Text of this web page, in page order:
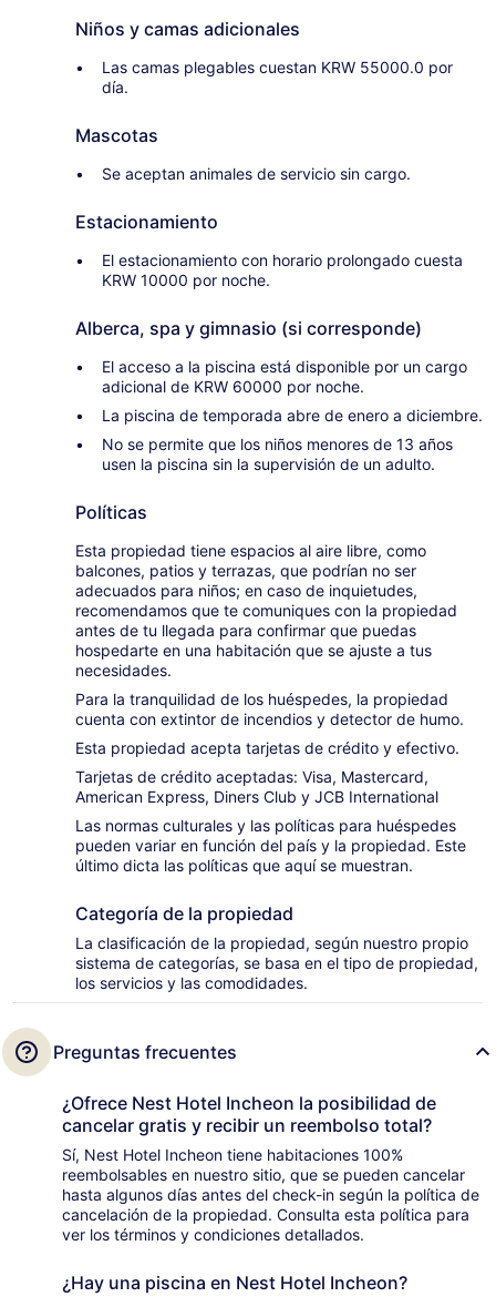
Niños y camas adicionales
Las camas plegables cuestan KRW 55000.0 por
día.
Mascotas
Se aceptan animales de servicio sin cargo.
Estacionamiento
El estacionamiento con horario prolongado cuesta
KRW 10000 por noche.
Alberca, spa y gimnasio (si corresponde)
El acceso a la piscina está disponible por un cargo
adicional de KRW 60000 por noche.
La piscina de temporada abre de enero a diciembre.
No se permite que los niños menores de 13 años
usen la piscina sin la supervisión de un adulto.
Políticas
Esta propiedad tiene espacios al aire libre, como
balcones, patios y terrazas, que podrían no ser
adecuados para niños; en caso de inquietudes,
recomendamos que te comuniques con la propiedad
antes de tu llegada para confirmar que puedas
hospedarte en una habitación que se ajuste a tus
necesidades.
Para la tranquilidad de los huéspedes, la propiedad
cuenta con extintor de incendios y detector de humo.
Esta propiedad acepta tarjetas de crédito y efectivo.
Tarjetas de crédito aceptadas: Visa, Mastercard,
American Express, Diners Club y JCB International
Las normas culturales y las políticas para huéspedes
pueden variar en función del país y la propiedad. Este
último dicta las políticas que aquí se muestran.
Categoría de la propiedad
La clasificación de la propiedad, según nuestro propio
sistema de categorías, se basa en el tipo de propiedad,
los servicios y las comodidades.
Preguntas frecuentes
¿Ofrece Nest Hotel Incheon la posibilidad de
cancelar gratis y recibir un reembolso total?
Sí, Nest Hotel Incheon tiene habitaciones 100%
reembolsables en nuestro sitio, que se pueden cancelar
hasta algunos días antes del check-in según la política de
cancelación de la propiedad. Consulta esta política para
ver los términos y condiciones detallados.
¿Hay una piscina en Nest Hotel Incheon?